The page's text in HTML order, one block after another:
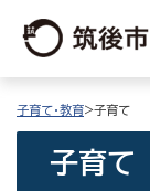
子育て・教育>子育て
子育て